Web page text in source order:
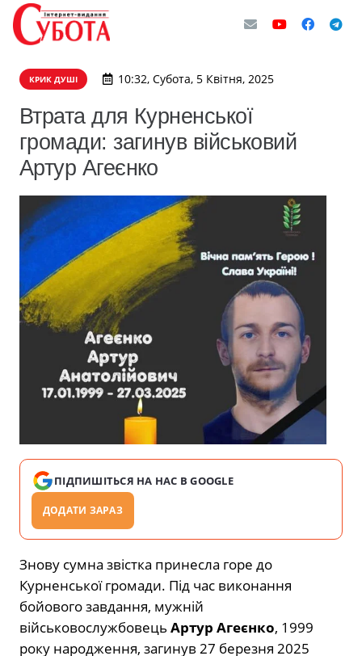
КРИК ДУШІ 10:32, Субота, 5 Квітня, 2025
Втрата для Курненської
громади: загинув військовий
Артур Агеєнко
ПІДПИШІТЬСЯ НА НАС В GOOGLE
ДОДАТИ ЗАРАЗ
Знову сумна звістка принесла горе до
Курненської громади. Під час виконання
бойового завдання, мужній
військовослужбовець Артур Агеєнко, 1999
року народження, загинув 27 березня 2025